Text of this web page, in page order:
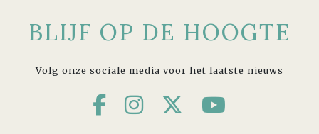
BLIJF OP DE HOOGTE
Volg onze sociale media voor het laatste nieuws